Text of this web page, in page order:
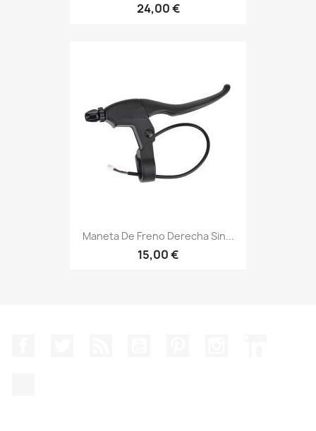
24,00 €
Maneta De Freno Derecha Sin...
15,00 €